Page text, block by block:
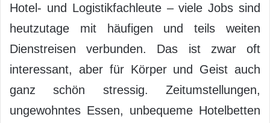
Hotel- und Logistikfachleute – viele Jobs sind
heutzutage mit häufigen und teils weiten
Dienstreisen verbunden. Das ist zwar oft
interessant, aber für Körper und Geist auch
ganz schön stressig. Zeitumstellungen,
ungewohntes Essen, unbequeme Hotelbetten